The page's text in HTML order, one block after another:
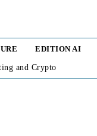
EDITION AI
and Crypto